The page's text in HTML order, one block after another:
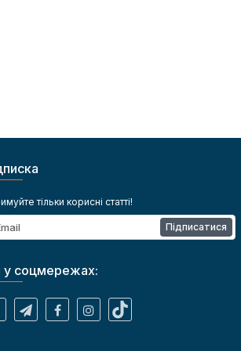
тільки корисні статті!
Підписатися
у соцмережах: